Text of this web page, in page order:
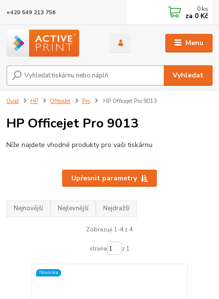
Menu
Vyhledat
+420 549 213 756 0 ks
za 0 Kč
Úvod HP OfficeJet Pro HP Officejet Pro 9013
HP Officejet Pro 9013
Níže najdete vhodné produkty pro vaši tiskárnu
Upřesnit parametry
Nejnovější Nejlevnější Nejdražší
Zobrazuji 1-4 z 4
strana z 1
Novinka